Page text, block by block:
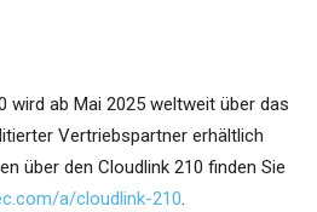
wird ab Mai 2025 weltweit über das
Vertriebspartner erhältlich
über den Cloudlink 210 finden Sie
a/cloudlink-210.